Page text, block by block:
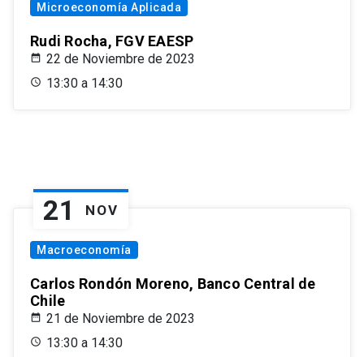
Microeconomía Aplicada
Rudi Rocha, FGV EAESP
22 de Noviembre de 2023
13:30 a 14:30
21 NOV
Macroeconomía
Carlos Rondón Moreno, Banco Central de
Chile
21 de Noviembre de 2023
13:30 a 14:30